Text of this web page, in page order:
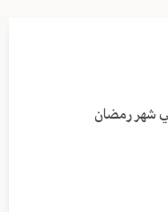
في شهر رمضان